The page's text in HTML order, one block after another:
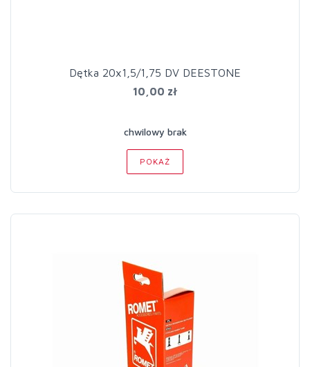
Dętka 20x1,5/1,75 DV DEESTONE
10,00 zł
chwilowy brak
POKAŻ